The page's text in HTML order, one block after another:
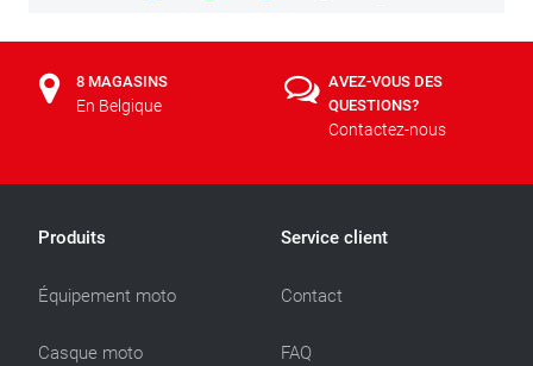
8 MAGASINS
En Belgique
AVEZ-VOUS DES
QUESTIONS?
Contactez-nous
Produits
Équipement moto
Casque moto
Service client
Contact
FAQ